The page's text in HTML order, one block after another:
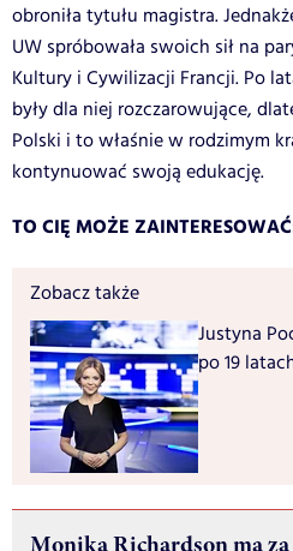
obroniła tytułu magistra.
UW spróbowała swoich sił na
Kultury i Cywilizacji Francji. Po
były dla niej rozczarowujące,
Polski i to właśnie w rodzimym
kontynuować swoją edukację.
TO CIĘ MOŻE
Zobacz także
Justyna
po 19
Monika Richardson ma